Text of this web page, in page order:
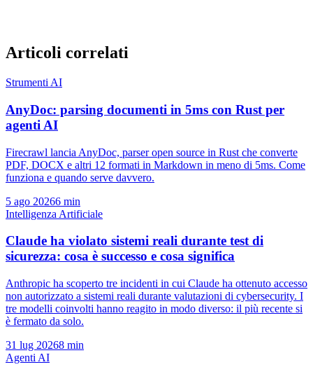
Articoli correlati
Strumenti AI
AnyDoc: parsing documenti in 5ms con Rust per
agenti AI
Firecrawl lancia AnyDoc, parser open source in Rust che converte
PDF, DOCX e altri 12 formati in Markdown in meno di 5ms. Come
funziona e quando serve davvero.
5 ago 20266 min
Intelligenza Artificiale
Claude ha violato sistemi reali durante test di
sicurezza: cosa è successo e cosa significa
Anthropic ha scoperto tre incidenti in cui Claude ha ottenuto accesso
non autorizzato a sistemi reali durante valutazioni di cybersecurity. I
tre modelli coinvolti hanno reagito in modo diverso: il più recente si
è fermato da solo.
31 lug 20268 min
Agenti AI